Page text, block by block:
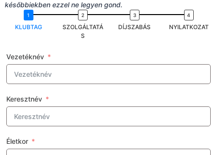
későbbiekben ezzel ne legyen gond.
KLUBTAG
SZOLGÁLTATÁ
S
DÍJSZABÁS NYILATKOZAT
Vezetéknév
Keresztnév
Életkor